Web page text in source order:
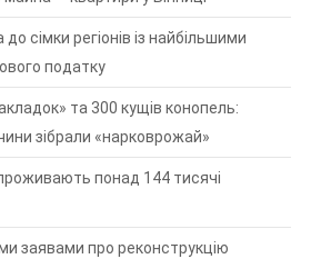
сімки регіонів із найбільшими
податку
та 300 кущів конопель:
зібрали «нарковрожай»
проживають понад 144 тисячі
заявами про реконструкцію